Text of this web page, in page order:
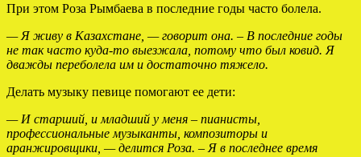
При этом Роза Рымбаева в последние годы часто болела.
— Я живу в Казахстане, — говорит она. – В последние годы
не так часто куда-то выезжала, потому что был ковид. Я
дважды переболела им и достаточно тяжело.
Делать музыку певице помогают ее дети:
— И старший, и младший у меня – пианисты,
профессиональные музыканты, композиторы и
аранжировщики, — делится Роза. – Я в последнее время